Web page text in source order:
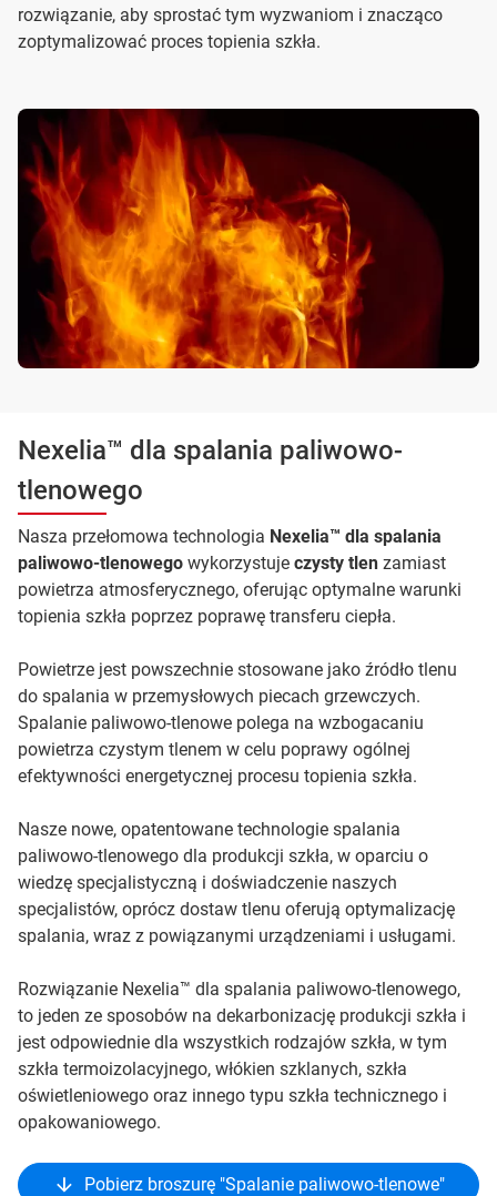
rozwiązanie, aby sprostać tym wyzwaniom i znacząco
zoptymalizować proces topienia szkła.
Nexelia™ dla spalania paliwowo-
tlenowego
Nasza przełomowa technologia Nexelia™ dla spalania
paliwowo-tlenowego wykorzystuje czysty tlen zamiast
powietrza atmosferycznego, oferując optymalne warunki
topienia szkła poprzez poprawę transferu ciepła.
Powietrze jest powszechnie stosowane jako źródło tlenu
do spalania w przemysłowych piecach grzewczych.
Spalanie paliwowo-tlenowe polega na wzbogacaniu
powietrza czystym tlenem w celu poprawy ogólnej
efektywności energetycznej procesu topienia szkła.
Nasze nowe, opatentowane technologie spalania
paliwowo-tlenowego dla produkcji szkła, w oparciu o
wiedzę specjalistyczną i doświadczenie naszych
specjalistów, oprócz dostaw tlenu oferują optymalizację
spalania, wraz z powiązanymi urządzeniami i usługami.
Rozwiązanie Nexelia™ dla spalania paliwowo-tlenowego,
to jeden ze sposobów na dekarbonizację produkcji szkła i
jest odpowiednie dla wszystkich rodzajów szkła, w tym
szkła termoizolacyjnego, włókien szklanych, szkła
oświetleniowego oraz innego typu szkła technicznego i
opakowaniowego.
Pobierz broszurę "Spalanie paliwowo-tlenowe"